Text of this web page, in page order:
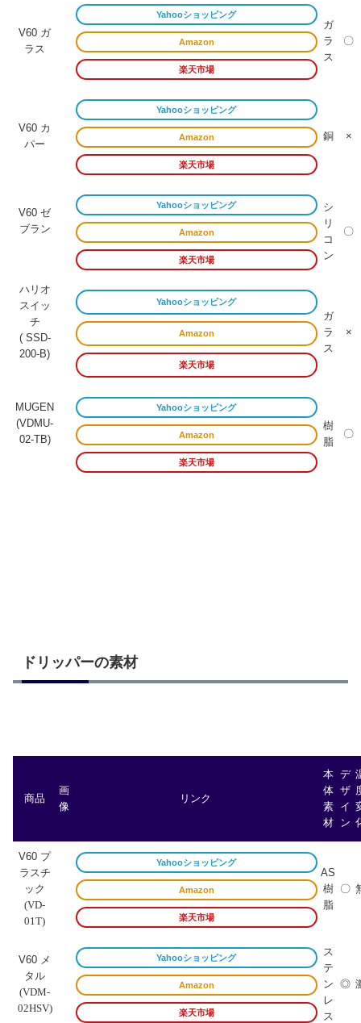
V60 ガ
ラス
Yahooショッピング
Amazon
楽天市場
ガ
ラ
ス
〇
V60 カ
パー
Yahooショッピング
Amazon
楽天市場
銅 ×
V60 ゼ
ブラン
Yahooショッピング
Amazon
楽天市場
シ
リ
コ
ン
〇
ハリオ
スイッ
チ
( SSD-
200-B)
Yahooショッピング
Amazon
楽天市場
ガ
ラ
ス
×
MUGEN
(VDMU-
02-TB)
Yahooショッピング
Amazon
楽天市場
樹
脂
〇
ドリッパーの素材
商品
画
像
リンク
本
体
素
材
デ
ザ
イ
ン
V60 プ
ラスチ
ック
(VD-
01T)
Yahooショッピング
Amazon
楽天市場
AS
樹
脂
〇
V60 メ
タル
(VDM-
02HSV)
Yahooショッピング
Amazon
楽天市場
ス
テ
ン
レ
ス
◎